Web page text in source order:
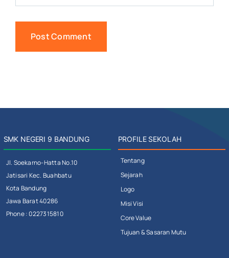
SMK NEGERI 9 BANDUNG
Jl. Soekarno-Hatta No.10
Jatisari Kec. Buahbatu
Kota Bandung
Jawa Barat 40286
Phone : 0227315810
PROFILE SEKOLAH
Tentang
Sejarah
Logo
Misi Visi
Core Value
Tujuan & Sasaran Mutu